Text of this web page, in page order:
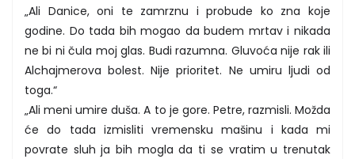
„Ali Danice, oni te zamrznu i probude ko zna koje
godine. Do tada bih mogao da budem mrtav i nikada
ne bi ni čula moj glas. Budi razumna. Gluvoća nije rak ili
Alchajmerova bolest. Nije prioritet. Ne umiru ljudi od
toga.“
„Ali meni umire duša. A to je gore. Petre, razmisli. Možda
će do tada izmisliti vremensku mašinu i kada mi
povrate sluh ja bih mogla da ti se vratim u trenutak